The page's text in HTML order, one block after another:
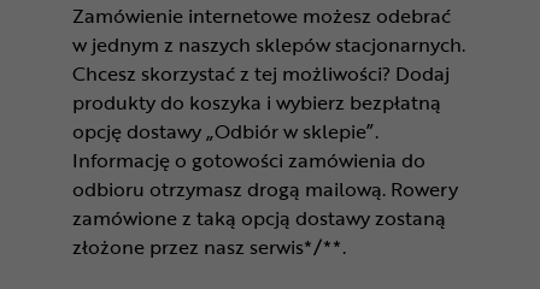
Zamówienie internetowe możesz odebrać
w jednym z naszych sklepów stacjonarnych.
Chcesz skorzystać z tej możliwości? Dodaj
produkty do koszyka i wybierz bezpłatną
opcję dostawy „Odbiór w sklepie”.
Informację o gotowości zamówienia do
odbioru otrzymasz drogą mailową. Rowery
zamówione z taką opcją dostawy zostaną
złożone przez nasz serwis*/**.